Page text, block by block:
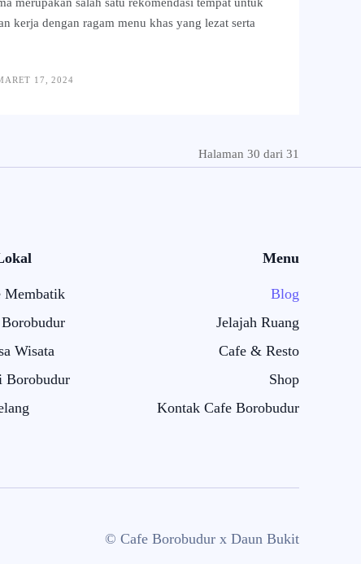
kerja dengan ragam menu khas yang lezat serta
17, 2024
Halaman 30 dari 31
Membatik
Wisata
Borobudur
Menu
Blog
Jelajah Ruang
Cafe & Resto
Shop
Kontak Cafe Borobudur
© Cafe Borobudur x Daun Bukit